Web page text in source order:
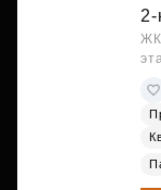
2-
ЖК